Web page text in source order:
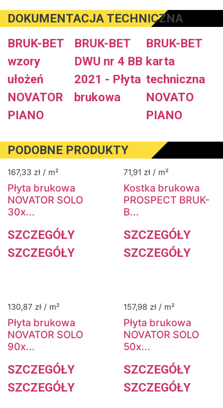
DOKUMENTACJA TECHNICZNA
BRUK-BET
wzory
ułożeń
NOVATOR
PIANO
BRUK-BET
DWU nr 4 BB
2021 - Płyta
brukowa
BRUK-BET
karta
techniczna
NOVATO
PIANO
PODOBNE PRODUKTY
167,33 zł / m²
Płyta brukowa
NOVATOR SOLO
30x...
SZCZEGÓŁY
SZCZEGÓŁY
71,91 zł / m²
Kostka brukowa
PROSPECT BRUK-
B...
SZCZEGÓŁY
SZCZEGÓŁY
130,87 zł / m²
Płyta brukowa
NOVATOR SOLO
90x...
SZCZEGÓŁY
SZCZEGÓŁY
157,98 zł / m²
Płyta brukowa
NOVATOR SOLO
50x...
SZCZEGÓŁY
SZCZEGÓŁY